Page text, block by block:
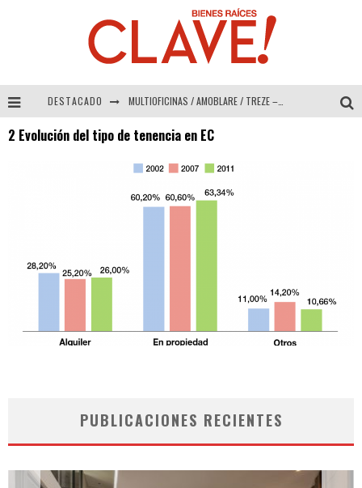
DESTACADO MULTIOFICINAS / AMOBLARE / TREZE – Especial Interiorismo & Decoración 2026
2 Evolución del tipo de tenencia en EC
PUBLICACIONES RECIENTES